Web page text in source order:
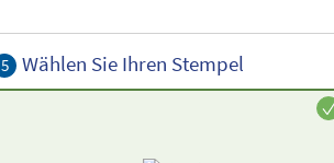
5 Wählen Sie Ihren Stempel